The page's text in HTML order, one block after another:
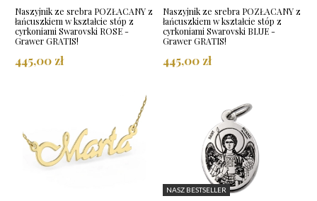
Naszyjnik ze srebra POZŁACANY z
łańcuszkiem w kształcie stóp z
cyrkoniami Swarovski ROSE -
Grawer GRATIS!
445,00 zł
Naszyjnik ze srebra POZŁACANY z
łańcuszkiem w kształcie stóp z
cyrkoniami Swarovski BLUE -
Grawer GRATIS!
445,00 zł
NASZ BESTSELLER